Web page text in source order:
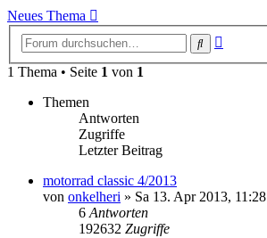
Neues Thema
Suche
1 Thema • Seite 1 von 1
Themen
Antworten
Zugriffe
Letzter Beitrag
motorrad classic 4/2013
von onkelheri » Sa 13. Apr 2013, 11:28
6 Antworten
192632 Zugriffe